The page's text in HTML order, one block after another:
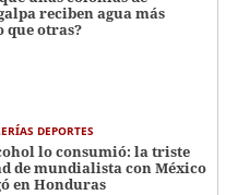
reciben agua más
que otras?
DEPORTES
lo consumió: la triste
de mundialista con México
en Honduras